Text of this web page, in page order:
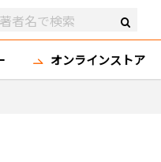
オンラインストア